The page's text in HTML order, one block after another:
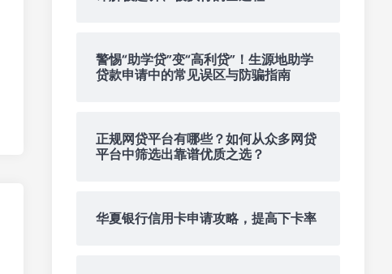
警惕“助学贷”变“高利贷”！生源地助学
贷款申请中的常见误区与防骗指南
正规网贷平台有哪些？如何从众多网贷
平台中筛选出靠谱优质之选？
华夏银行信用卡申请攻略，提高下卡率